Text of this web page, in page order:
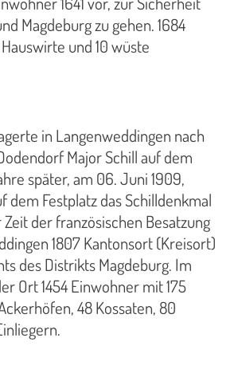
Magdeburg zu gehen. 1684
und 10 wüste
in Langenweddingen nach
Major Schill auf dem
später, am 06. Juni 1909,
dem Festplatz das Schilldenkmal
der französischen Besatzung
1807 Kantonsort (Kreisort)
des Distrikts Magdeburg. Im
Ort 1454 Einwohner mit 175
48 Kossaten, 80